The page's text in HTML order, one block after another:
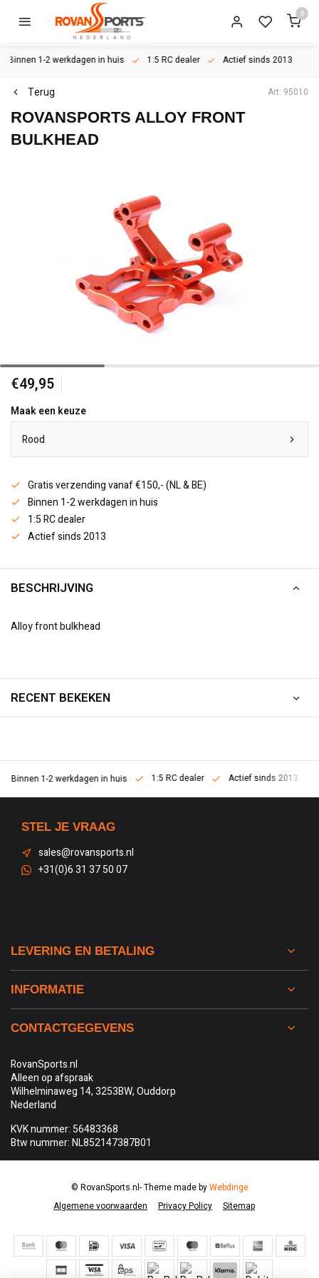
0
Binnen 1-2 werkdagen in huis 1:5 RC dealer Actief sinds 2013
Terug Art: 95010
ROVANSPORTS ALLOY FRONT
BULKHEAD
€49,95
Maak een keuze
Rood
Gratis verzending vanaf €150,- (NL & BE)
Binnen 1-2 werkdagen in huis
1:5 RC dealer
Actief sinds 2013
BESCHRIJVING
Alloy front bulkhead
RECENT BEKEKEN
Binnen 1-2 werkdagen in huis 1:5 RC dealer Actief sinds 2013
STEL JE VRAAG
sales@rovansports.nl
+31(0)6 31 37 50 07
LEVERING EN BETALING
INFORMATIE
CONTACTGEGEVENS
RovanSports.nl
Alleen op afspraak
Wilhelminaweg 14, 3253BW, Ouddorp
Nederland
KVK nummer: 56483368
Btw nummer: NL852147387B01
Algemene voorwaarden Privacy Policy Sitemap
© RovanSports.nl- Theme made byWebdinge